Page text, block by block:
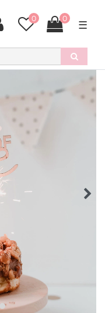
0 0
☰